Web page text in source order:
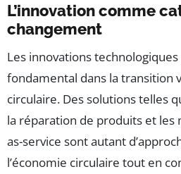
L’innovation comme
changement
Les innovations
fondamental dans la transition
circulaire. Des solutions telles
la réparation de produits et les
as-service sont autant
l’économie circulaire tout en